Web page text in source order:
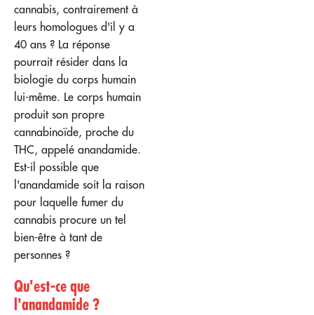
cannabis, contrairement à
leurs homologues d'il y a
40 ans ? La réponse
pourrait résider dans la
biologie du corps humain
lui-même. Le corps humain
produit son propre
cannabinoïde, proche du
THC, appelé anandamide.
Est-il possible que
l'anandamide soit la raison
pour laquelle fumer du
cannabis procure un tel
bien-être à tant de
personnes ?
Qu'est-ce que
l'anandamide ?